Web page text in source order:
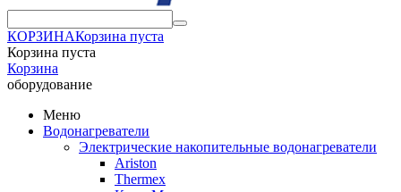
КОРЗИНАКорзина пуста
Корзина пуста
Корзина
оборудование
Меню
Водонагреватели
Электрические накопительные водонагреватели
Ariston
Thermex